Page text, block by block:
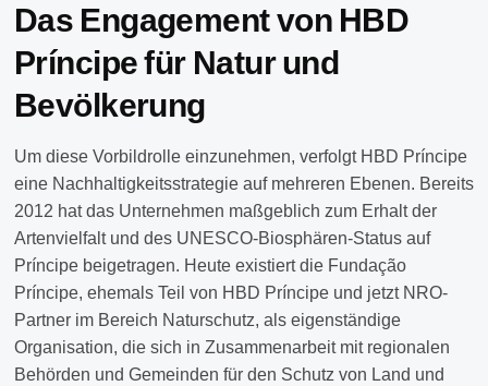
Das Engagement von HBD
Príncipe für Natur und
Bevölkerung
Um diese Vorbildrolle einzunehmen, verfolgt HBD Príncipe
eine Nachhaltigkeitsstrategie auf mehreren Ebenen. Bereits
2012 hat das Unternehmen maßgeblich zum Erhalt der
Artenvielfalt und des UNESCO-Biosphären-Status auf
Príncipe beigetragen. Heute existiert die Fundação
Príncipe, ehemals Teil von HBD Príncipe und jetzt NRO-
Partner im Bereich Naturschutz, als eigenständige
Organisation, die sich in Zusammenarbeit mit regionalen
Behörden und Gemeinden für den Schutz von Land und